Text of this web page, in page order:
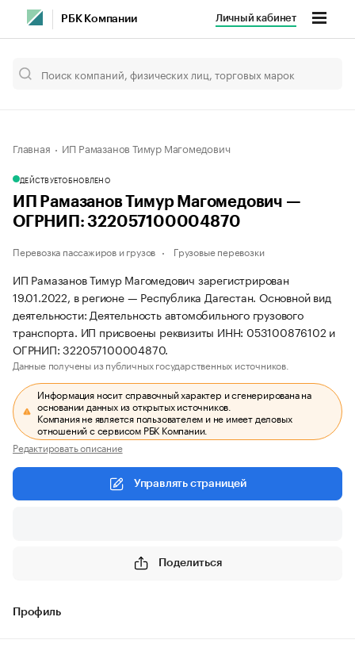
РБК Компании Личный кабинет
Главная ИП Рамазанов Тимур Магомедович
ДЕЙСТВУЕТОБНОВЛЕНО
ИП Рамазанов Тимур Магомедович —
ОГРНИП: 322057100004870
Перевозка пассажиров и грузов Грузовые перевозки
ИП Рамазанов Тимур Магомедович зарегистрирован
19.01.2022, в регионе — Республика Дагестан. Основной вид
деятельности: Деятельность автомобильного грузового
транспорта. ИП присвоены реквизиты ИНН: 053100876102 и
ОГРНИП: 322057100004870.
Данные получены из публичных государственных источников.
Информация носит справочный характер и сгенерирована на
основании данных из открытых источников.
Компания не является пользователем и не имеет деловых
отношений с сервисом РБК Компании.
Редактировать описание
Управлять страницей
Поделиться
Профиль